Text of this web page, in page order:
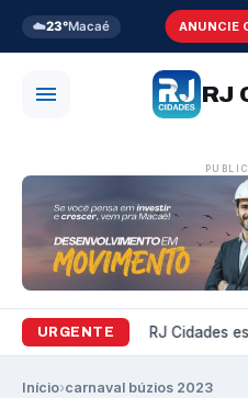
☁️23°Macaé ANUNCIE
RJ
URGENTE
Variedades RJ Cidades
Início›carnaval búzios 2023